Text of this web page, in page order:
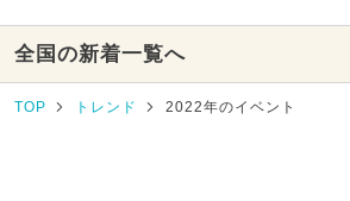
全国の新着一覧へ
TOP トレンド 2022年のイベント